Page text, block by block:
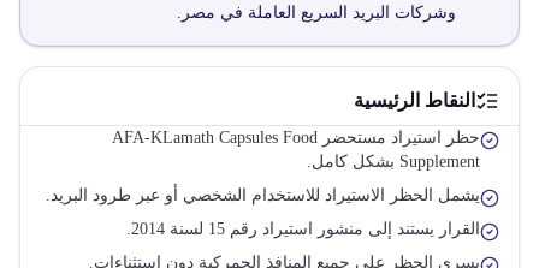
وشركات البريد السريع العاملة في مصر.
النقاط الرئيسية
حظر استيراد مستحضر AFA-KLamath Capsules Food
Supplement بشكل كامل.
يشمل الحظر الاستيراد للاستخدام الشخصي أو عبر طرود البريد.
القرار يستند إلى منشور استيراد رقم 15 لسنة 2014.
يسري الحظر على جميع المنافذ الجمركية دون استثناءات.